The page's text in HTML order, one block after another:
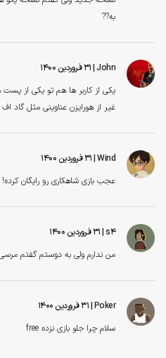
به??
John| ۳۱ فروردین ۱۴۰۰
یکی از کاربر ها هم تو یکی از پست
غیر از هورایزن عناوینی مثل گاد
Wind| ۳۱ فروردین ۱۴۰۰
عجب بازی شاهکاری رو رایگان کرده!
s4| ۳۱ فروردین ۱۴۰۰
من ندارم ولی به دوستم گفتم
Poker| ۳۱ فروردین ۱۴۰۰
سلام چرا جلو بازی نزده free